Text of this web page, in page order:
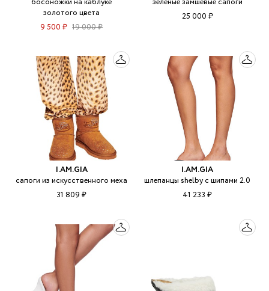
золотого цвета
9 500 ₽ 19 000 ₽
25 000 ₽
I.AM.GIA
сапоги из искусственного меха
31 809 ₽
I.AM.GIA
шлепанцы shelby с шипами 2.0
41 233 ₽